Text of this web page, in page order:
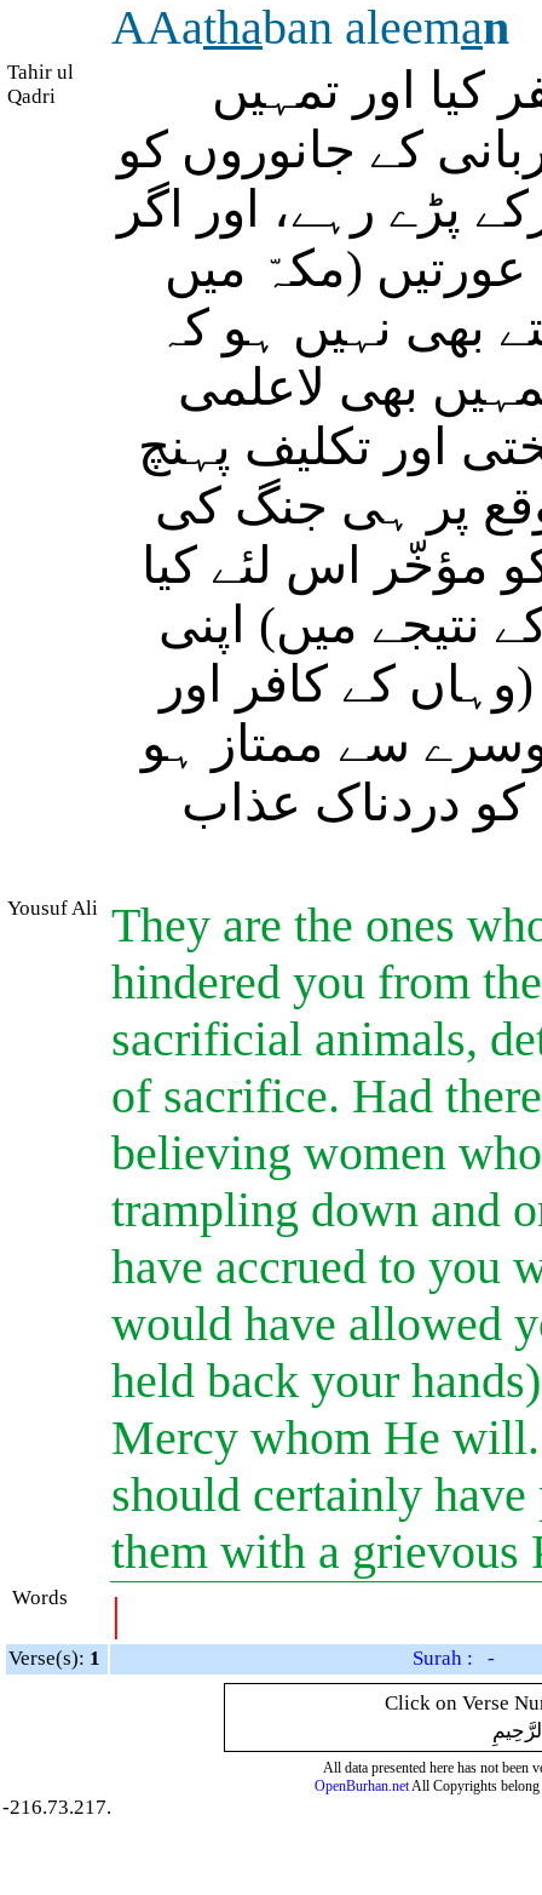
AAathaban aleeman
Tahir ul
Qadri
اور تمہیں
کے جانوروں کو
پڑے رہے، اور اگر
(مکہّ میں
بھی نہیں ہو کہ
بھی لاعلمی
اور تکلیف پہنچ
پر ہی جنگ کی
مؤخّر اس لئے کیا
نتیجے میں) اپنی
کے کافر اور
سے ممتاز ہو
دردناک عذاب
Yousuf Ali They are the ones
hindered you from
sacrificial animals,
of sacrifice. Had
believing women
trampling down and
have accrued to you
would have allowed
held back your
Mercy whom He will.
should certainly
them with a grievous
Words |
Verse(s): 1
Surah : -
Click on Verse
All data presented here has not been
OpenBurhan.netAll Copyrights
-216.73.217.